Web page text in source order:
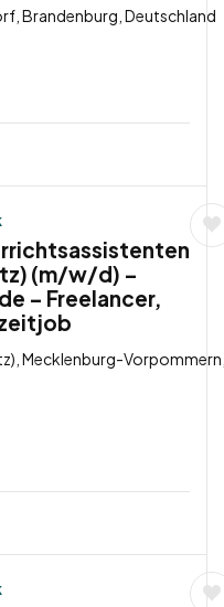
Brandenburg, Deutschland
(m/w/d) –
– Freelancer,
Mecklenburg-